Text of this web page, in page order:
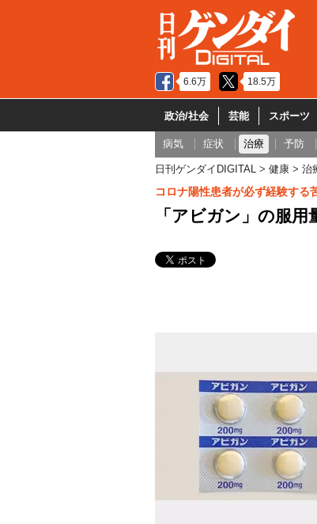
6.6万 18.5万
政治/社会 芸能 スポーツ
病気 症状 治療 予防
日刊ゲンダイDIGITAL 健康 治
コロナ陽性患者が必ず経験する
「アビガン」の服